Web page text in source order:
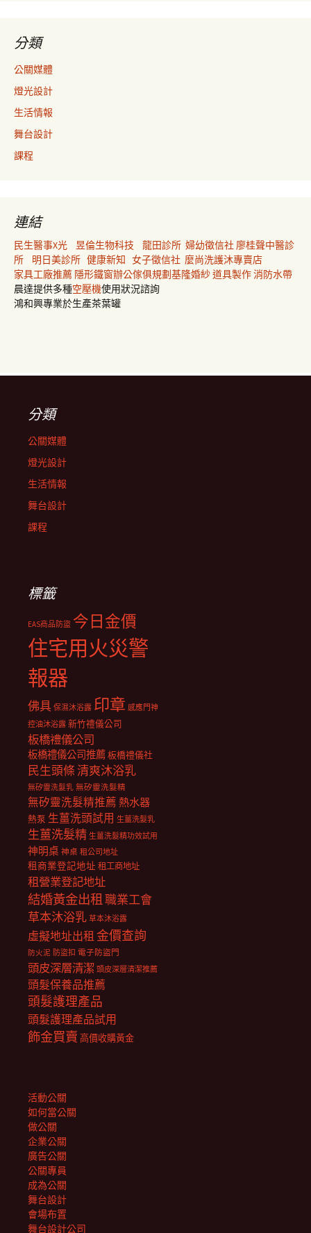
分類
公關媒體
燈光設計
生活情報
舞台設計
課程
連結
民生醫事X光 昱倫生物科技 龍田診所 婦幼徵信社 廖桂聲中醫診
所
明日美診所 健康新知 女子徵信社 麼尚洗護沐專賣店
家具工廠推薦 隱形鐵窗辦公傢俱規劃基隆婚紗道具製作消防水帶
晨達提供多種空壓機使用狀況諮詢
鴻和興專業於生產茶葉罐
分類
公關媒體
燈光設計
生活情報
舞台設計
課程
標籤
EAS商品防盜 今日金價
住宅用火災警
報器
佛具 保濕沐浴露 印章 感應門神
控油沐浴露 新竹禮儀公司
板橋禮儀公司
板橋禮儀公司推薦板橋禮儀社
民生頭條清爽沐浴乳
無矽靈洗髮乳 無矽靈洗髮精
無矽靈洗髮精推薦 熱水器
熱泵 生薑洗頭試用 生薑洗髮乳
生薑洗髮精 生薑洗髮精功效試用
神明桌 神桌 租公司地址
租商業登記地址 租工商地址
租營業登記地址
結婚黃金出租職業工會
草本沐浴乳 草本沐浴露
虛擬地址出租 金價查詢
防火泥 防盜扣 電子防盜門
頭皮深層清潔 頭皮深層清潔推薦
頭髮保養品推薦
頭髮護理產品
頭髮護理產品試用
飾金買賣 高價收購黃金
活動公關
如何當公關
做公關
企業公關
廣告公關
公關專員
成為公關
舞台設計
會場布置
舞台設計公司